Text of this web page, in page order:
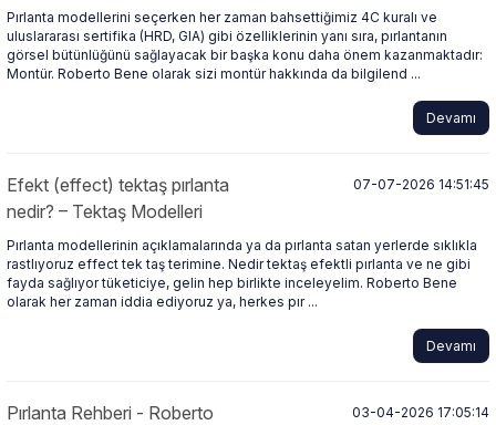
Pırlanta modellerini seçerken her zaman bahsettiğimiz 4C kuralı ve
uluslararası sertifika (HRD, GIA) gibi özelliklerinin yanı sıra, pırlantanın
görsel bütünlüğünü sağlayacak bir başka konu daha önem kazanmaktadır:
Montür. Roberto Bene olarak sizi montür hakkında da bilgilend ...
Devamı
Efekt (effect) tektaş pırlanta
nedir? – Tektaş Modelleri
07-07-2026 14:51:45
Pırlanta modellerinin açıklamalarında ya da pırlanta satan yerlerde sıklıkla
rastlıyoruz effect tek taş terimine. Nedir tektaş efektli pırlanta ve ne gibi
fayda sağlıyor tüketiciye, gelin hep birlikte inceleyelim. Roberto Bene
olarak her zaman iddia ediyoruz ya, herkes pır ...
Devamı
Pırlanta Rehberi - Roberto 03-04-2026 17:05:14